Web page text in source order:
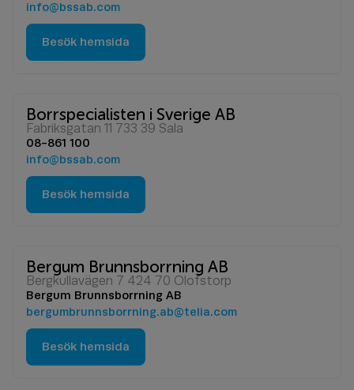
info@bssab.com
Besök hemsida
Borrspecialisten i Sverige AB
Fabriksgatan 11 733 39 Sala
08-861 100
info@bssab.com
Besök hemsida
Bergum Brunnsborrning AB
Bergkullavägen 7 424 70 Olofstorp
Bergum Brunnsborrning AB
bergumbrunnsborrning.ab@telia.com
Besök hemsida